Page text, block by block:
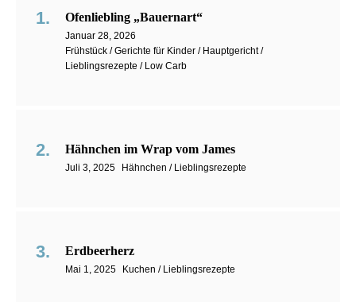
Ofenliebling „Bauernart“
Januar 28, 2026
Frühstück / Gerichte für Kinder / Hauptgericht /
Lieblingsrezepte / Low Carb
Hähnchen im Wrap vom James
Juli 3, 2025 Hähnchen / Lieblingsrezepte
Erdbeerherz
Mai 1, 2025 Kuchen / Lieblingsrezepte